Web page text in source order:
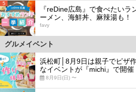
5
『reDine広島』で食べたい
ーメン、海鮮丼、麻辣湯も！
favy
グルメイベント
浜松町│8月9日は親子でピザ
なイベントが『michi』で開催
8月9日(日) 〜